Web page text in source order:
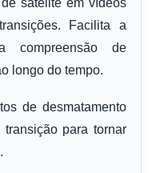
satélite em vídeos
Facilita a
de
longo do tempo.
de desmatamento
para tornar